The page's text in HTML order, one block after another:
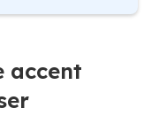
accent